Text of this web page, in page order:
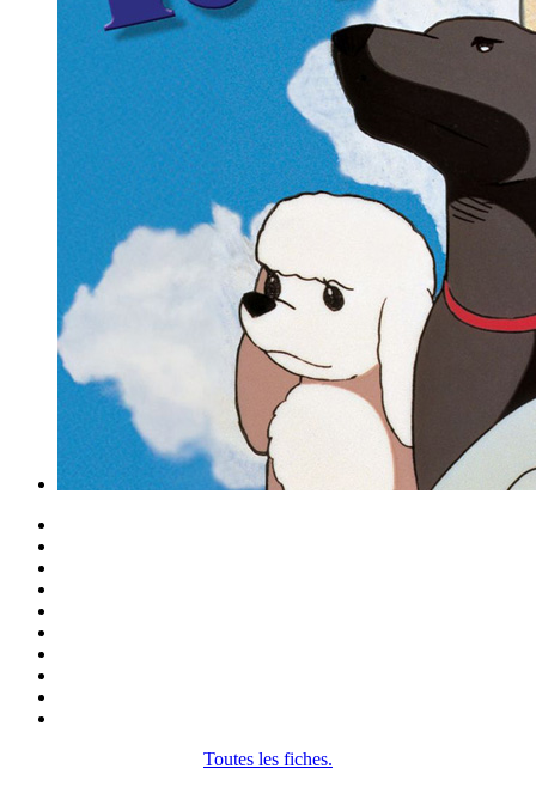
Toutes les fiches.